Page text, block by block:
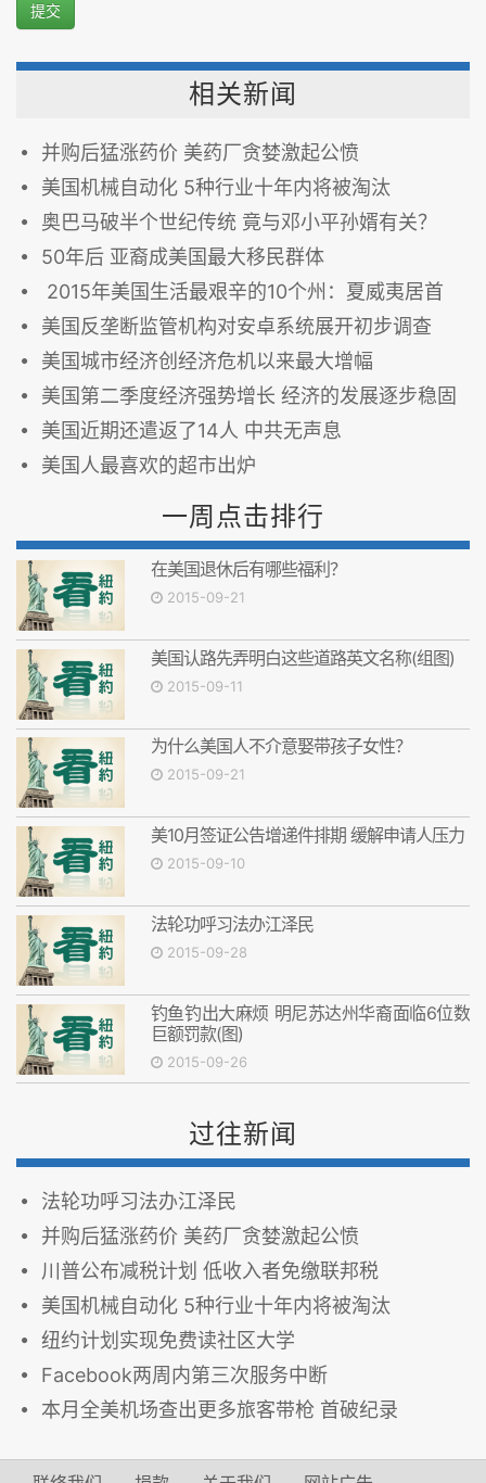
提交
相关新闻
并购后猛涨药价 美药厂贪婪激起公愤
美国机械自动化 5种行业十年内将被淘汰
奥巴马破半个世纪传统 竟与邓小平孙婿有关？
50年后 亚裔成美国最大移民群体
2015年美国生活最艰辛的10个州：夏威夷居首
美国反垄断监管机构对安卓系统展开初步调查
美国城市经济创经济危机以来最大增幅
美国第二季度经济强势增长 经济的发展逐步稳固
美国近期还遣返了14人 中共无声息
美国人最喜欢的超市出炉
一周点击排行
在美国退休后有哪些福利？
2015-09-21
美国认路先弄明白这些道路英文名称(组图)
2015-09-11
为什么美国人不介意娶带孩子女性？
2015-09-21
美10月签证公告增递件排期 缓解申请人压力
2015-09-10
法轮功呼习法办江泽民
2015-09-28
钓鱼钓出大麻烦 明尼苏达州华裔面临6位数
巨额罚款(图)
2015-09-26
过往新闻
法轮功呼习法办江泽民
并购后猛涨药价 美药厂贪婪激起公愤
川普公布减税计划 低收入者免缴联邦税
美国机械自动化 5种行业十年内将被淘汰
纽约计划实现免费读社区大学
Facebook两周内第三次服务中断
本月全美机场查出更多旅客带枪 首破纪录